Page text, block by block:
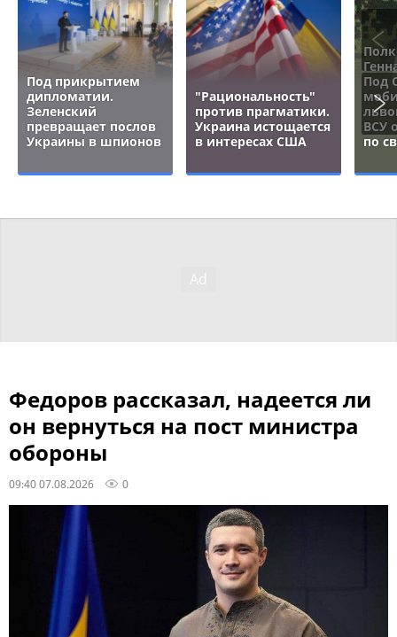
Под прикрытием
дипломатии.
Зеленский
превращает послов
Украины в шпионов
"Рациональность"
против прагматики.
Украина истощается
в интересах США
Под
ВСУ
по
Федоров рассказал, надеется ли
он вернуться на пост министра
обороны
09:40 07.08.2026 0